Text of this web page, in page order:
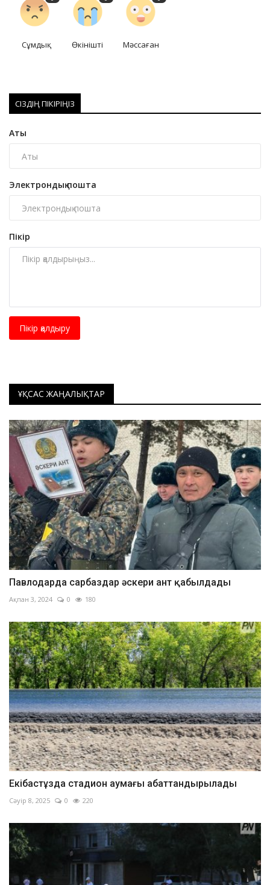
Сұмдық Өкінішті Мәссаған
СІЗДІҢ ПІКІРІҢІЗ
Аты
Электрондық пошта
Пікір
Пікір қалдыру
ҰҚСАС ЖАҢАЛЫҚТАР
Павлодарда сарбаздар әскери ант қабылдады
Ақпан 3, 2024 0 180
Екібастұзда стадион аумағы абаттандырылады
Сәуір 8, 2025 0 220